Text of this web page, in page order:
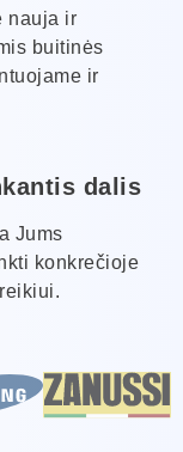
nauja ir
buitinės
ir
dalis
Jums
konkrečioje